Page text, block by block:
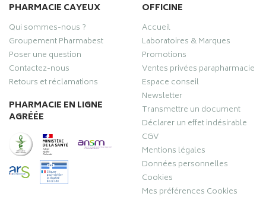
PHARMACIE CAYEUX
Qui sommes-nous ?
Groupement Pharmabest
Poser une question
Contactez-nous
Retours et réclamations
PHARMACIE EN LIGNE
AGRÉÉE
OFFICINE
Accueil
Laboratoires & Marques
Promotions
Ventes privées parapharmacie
Espace conseil
Newsletter
Transmettre un document
Déclarer un effet indésirable
CGV
Mentions légales
Données personnelles
Cookies
Mes préférences Cookies